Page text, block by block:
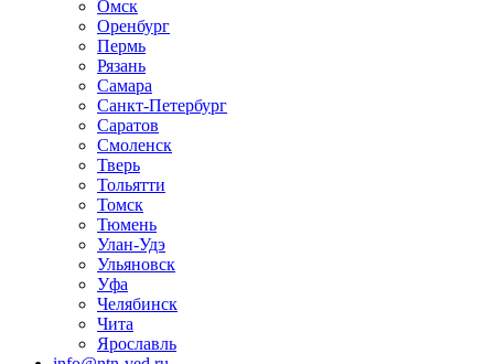
Омск
Оренбург
Пермь
Рязань
Самара
Санкт-Петербург
Саратов
Смоленск
Тверь
Тольятти
Томск
Тюмень
Улан-Удэ
Ульяновск
Уфа
Челябинск
Чита
Ярославль